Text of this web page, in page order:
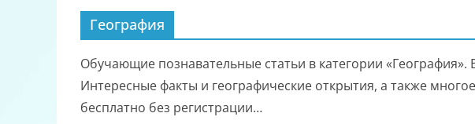
География
Обучающие познавательные статьи в категории «География».
Интересные факты и географические открытия, а также
бесплатно без регистрации…